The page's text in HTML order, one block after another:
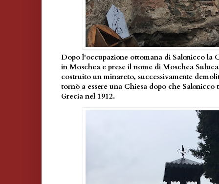
Dopo l'occupazione ottomana di Salonicco la
in Moschea e prese il nome di Moschea
costruito un minareto, successivamente
tornò a essere una Chiesa dopo che Salonicco
Grecia nel 1912.